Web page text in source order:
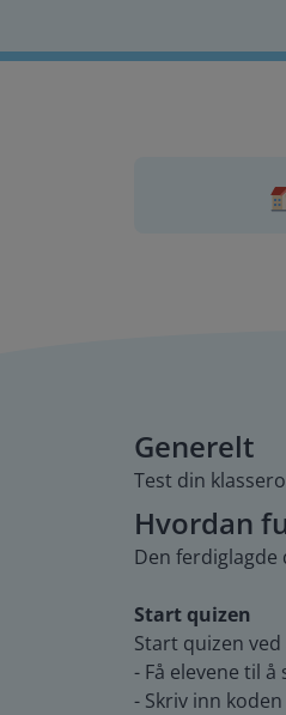
Generelt
Test din
Hvordan
Den
Start quizen
Start quizen
- Få elevene til å
- Skriv inn